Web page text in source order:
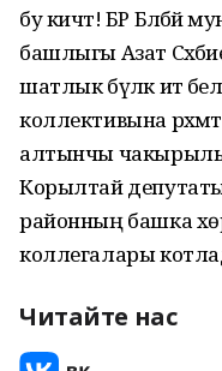
бу кичтә! БР
башлыгы Азат
шатлык бүләк итә
коллективына
алтынчы
Корылтай
районның башка
коллегалары
Читайте нас